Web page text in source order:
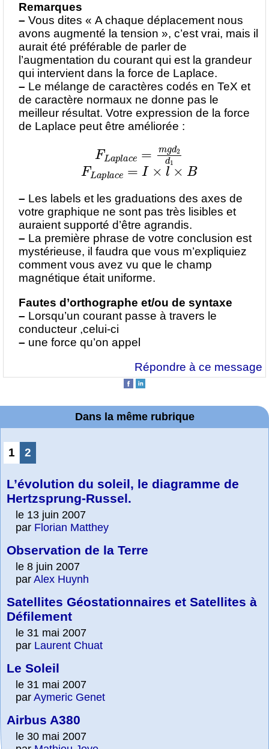
Remarques
– Vous dites « A chaque déplacement nous
avons augmenté la tension », c’est vrai, mais il
aurait été préférable de parler de
l’augmentation du courant qui est la grandeur
qui intervient dans la force de Laplace.
– Le mélange de caractères codés en TeX et
de caractère normaux ne donne pas le
meilleur résultat. Votre expression de la force
de Laplace peut être améliorée :
FL =mgd
FLaplace =I ×B
– Les labels et les graduations des axes de
votre graphique ne sont pas très lisibles et
auraient supporté d’être agrandis.
– La première phrase de votre conclusion est
mystérieuse, il faudra que vous m’expliquiez
comment vous avez vu que le champ
magnétique était uniforme.
Fautes d’orthographe et/ou de syntaxe
– Lorsqu’un courant passe à travers le
conducteur ,celui-ci
– une force qu’on appel
Répondre à ce message
Dans la même rubrique
1 2
L’évolution du soleil, le diagramme de
Hertzsprung-Russel.
le 13 juin 2007
par Florian Matthey
Observation de la Terre
le 8 juin 2007
par Alex Huynh
Satellites Géostationnaires et Satellites à
Défilement
le 31 mai 2007
par Laurent Chuat
Le Soleil
le 31 mai 2007
par Aymeric Genet
Airbus A380
le 30 mai 2007